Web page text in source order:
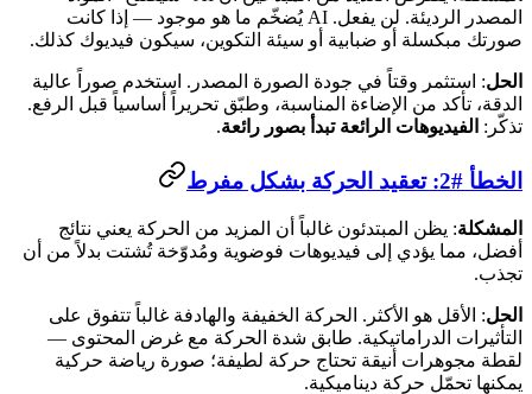
المصدر الرديئة. لن يفعل. AI يُضخّم ما هو موجود — إذا كانت
صورتك مبكسلة أو ضبابية أو سيئة التكوين، سيكون فيديوك كذلك.
الحل: استثمر وقتاً في جودة الصورة المصدر. استخدم صوراً عالية
الدقة، تأكد من الإضاءة المناسبة، وطبّق تحريراً أساسياً قبل الرفع.
تذكّر: الفيديوهات الرائعة تبدأ بصور رائعة.
الخطأ #2: تعقيد الحركة بشكل مفرط
المشكلة: يظن المبتدئون غالباً أن المزيد من الحركة يعني نتائج
أفضل، مما يؤدي إلى فيديوهات فوضوية ومُدوّخة تُشتت بدلاً من أن
تجذب.
الحل: الأقل هو الأكثر. الحركة الخفيفة والهادفة غالباً تتفوق على
التأثيرات الدراماتيكية. طابق شدة الحركة مع غرض المحتوى —
لقطة مجوهرات أنيقة تحتاج حركة لطيفة؛ صورة رياضة حركية
يمكنها تحمّل حركة ديناميكية.